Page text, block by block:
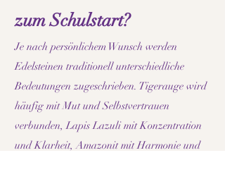
zum Schulstart?
Je nach persönlichem Wunsch werden
Edelsteinen traditionell unterschiedliche
Bedeutungen zugeschrieben. Tigerauge wird
häufig mit Mut und Selbstvertrauen
verbunden, Lapis Lazuli mit Konzentration
und Klarheit, Amazonit mit Harmonie und